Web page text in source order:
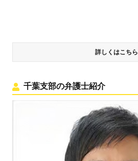
詳しくはこちら
千葉支部の弁護士紹介